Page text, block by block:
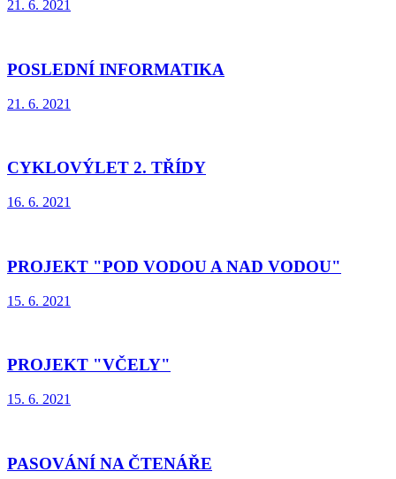
21. 6. 2021
POSLEDNÍ INFORMATIKA
21. 6. 2021
CYKLOVÝLET 2. TŘÍDY
16. 6. 2021
PROJEKT "POD VODOU A NAD VODOU"
15. 6. 2021
PROJEKT "VČELY"
15. 6. 2021
PASOVÁNÍ NA ČTENÁŘE